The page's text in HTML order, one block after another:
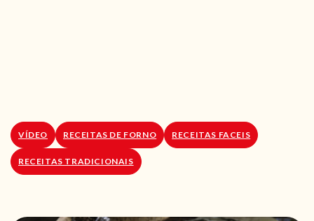
VÍDEO RECEITAS DE FORNO RECEITAS FACEIS
RECEITAS TRADICIONAIS